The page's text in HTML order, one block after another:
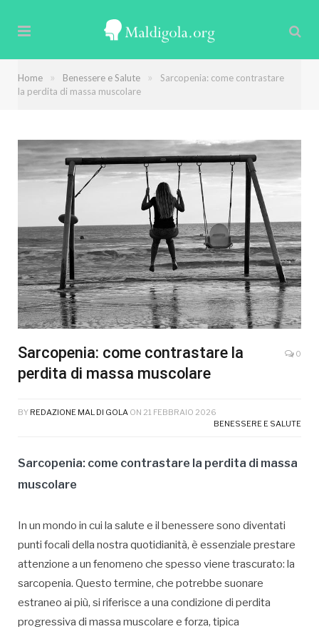
Home » Benessere e Salute »
Sarcopenia: come contrastare
la perdita di massa muscolare
Sarcopenia: come contrastare la
perdita di massa muscolare
0
BY REDAZIONE MAL DI GOLA ON 21 FEBBRAIO 2026
BENESSERE E SALUTE
Sarcopenia: come contrastare la perdita di massa
muscolare
In un mondo in cui la salute e il benessere sono diventati
punti focali della nostra quotidianità, è essenziale prestare
attenzione a un fenomeno che spesso viene trascurato: la
sarcopenia. Questo termine, che potrebbe suonare
estraneo ai più, si riferisce a una condizione di perdita
progressiva di massa muscolare e forza, tipica